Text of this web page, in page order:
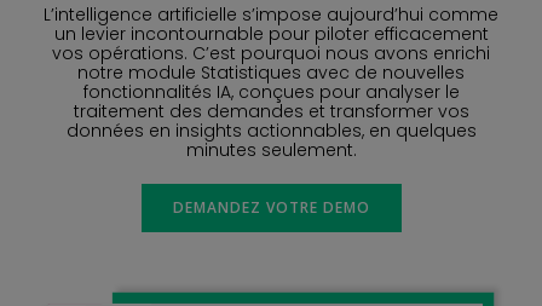
L’intelligence artificielle s’impose aujourd’hui comme
un levier incontournable pour piloter efficacement
vos opérations. C’est pourquoi nous avons enrichi
notre module Statistiques avec de nouvelles
fonctionnalités IA, conçues pour analyser le
traitement des demandes et transformer vos
données en insights actionnables, en quelques
minutes seulement.
DEMANDEZ VOTRE DEMO